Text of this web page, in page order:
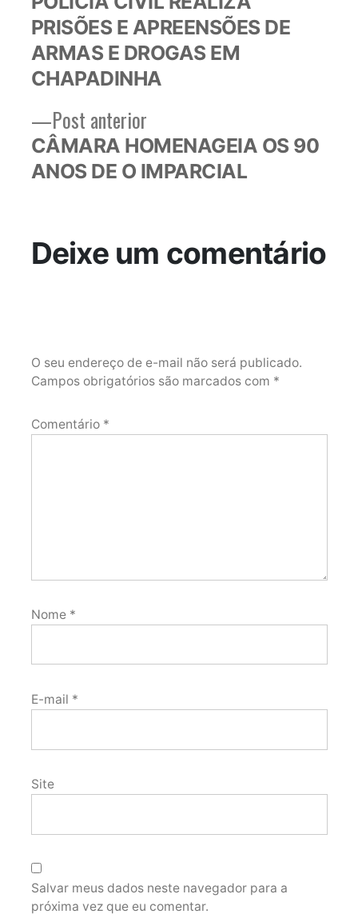
de
Post
Post anteriorPost
anterior:
CÂMARA HOMENAGEIA OS 90
ANOS DE O IMPARCIAL
PRISÕES E APREENSÕES DE
ARMAS E DROGAS EM
CHAPADINHA
Deixe um comentário
O seu endereço de e-mail não será publicado.
Campos obrigatórios são marcados com *
Comentário *
Nome *
E-mail *
Site
Salvar meus dados neste navegador para a
próxima vez que eu comentar.